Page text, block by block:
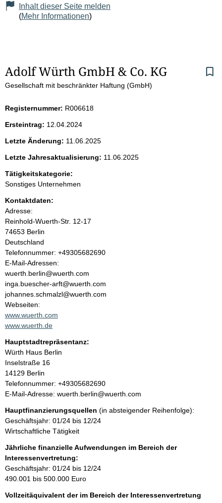
Inhalt dieser Seite melden
(Mehr Informationen)
S
e
i
t
e
n
i
n
h
a
l
t
Adolf Würth GmbH & Co. KG
Gesellschaft mit beschränkter Haftung (GmbH)
Registernummer: R006618
Ersteintrag: 12.04.2024
Letzte Änderung: 11.06.2025
Letzte Jahresaktualisierung: 11.06.2025
Tätigkeitskategorie:
Sonstiges Unternehmen
Kontaktdaten:
Adresse:
Reinhold-Wuerth-Str. 12-17
74653 Berlin
Deutschland
K
o
n
t
a
k
t
i
f
o
r
m
a
t
i
o
n
n
:
Telefonnummer: +49305682690
E-Mail-Adressen:
wuerth.berlin@wuerth.com
inga.buescher-arft@wuerth.com
johannes.schmalzl@wuerth.com
Webseiten:
www.wuerth.com
www.wuerth.de
Hauptstadtrepräsentanz:
A
d
r
e
s
e
Würth Haus Berlin
Inselstraße 16
14129 Berlin
K
o
t
a
k
t
i
n
f
r
Telefonnummer: +49305682690
E-Mail-Adresse: wuerth.berlin@wuerth.com
Hauptfinanzierungsquellen (in absteigender Reihenfolge):
Geschäftsjahr: 01/24 bis 12/24
Wirtschaftliche Tätigkeit
Jährliche finanzielle Aufwendungen im Bereich der
Interessenvertretung:
Geschäftsjahr: 01/24 bis 12/24
490.001 bis 500.000 Euro
Vollzeitäquivalent der im Bereich der Interessenvertretung